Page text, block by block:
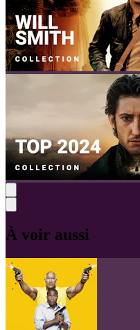
À voir aussi